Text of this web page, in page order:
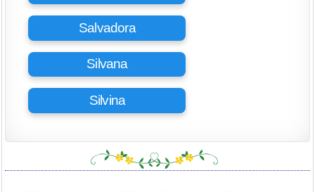
Salvadora
Silvana
Silvina